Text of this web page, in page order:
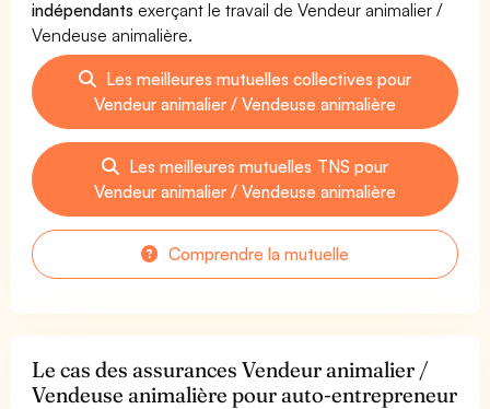
indépendants exerçant le travail de Vendeur animalier /
Vendeuse animalière.
Les meilleures mutuelles collectives pour
Vendeur animalier / Vendeuse animalière
Les meilleures mutuelles TNS pour
Vendeur animalier / Vendeuse animalière
Comprendre la mutuelle
Le cas des assurances Vendeur animalier /
Vendeuse animalière pour auto-entrepreneur